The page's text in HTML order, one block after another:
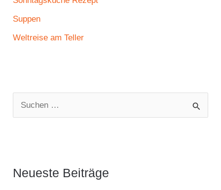
Suppen
Weltreise am Teller
u
eNeueste Beiträge